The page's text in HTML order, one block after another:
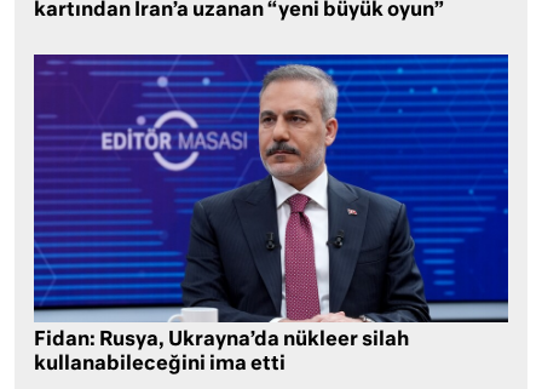
kartından İran’a uzanan “yeni büyük oyun”
Fidan: Rusya, Ukrayna’da nükleer silah
kullanabileceğini ima etti